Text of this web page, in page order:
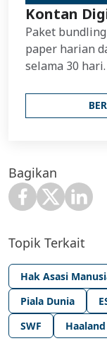
Kontan
Paket
paper harian
selama 30 hari.
Bagikan
Topik Terkait
Hak Asasi
Piala Dunia
SWF
Haaland